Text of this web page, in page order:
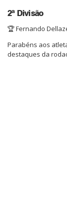
2ª Divisão
🏆 Fernando
Parabéns aos
destaques da